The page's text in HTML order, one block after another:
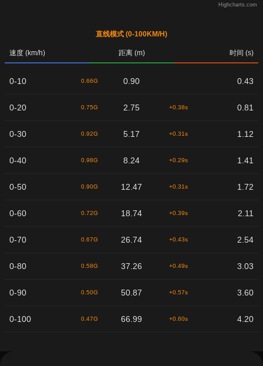
Highcharts.com
直线模式 (0-100KM/H)
速度 (km/h) 距离 (m) 时间 (s)
0-10 0.66G 0.90 0.43
0-20 0.75G 2.75 +0.38s 0.81
0-30 0.92G 5.17 +0.31s 1.12
0-40 0.98G 8.24 +0.29s 1.41
0-50 0.90G 12.47 +0.31s 1.72
0-60 0.72G 18.74 +0.39s 2.11
0-70 0.67G 26.74 +0.43s 2.54
0-80 0.58G 37.26 +0.49s 3.03
0-90 0.50G 50.87 +0.57s 3.60
0-100 0.47G 66.99 +0.60s 4.20